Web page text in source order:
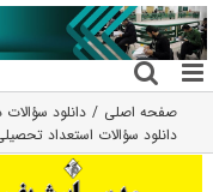
رفتن
به
محتوا
صفحه اصلی دانلود سؤالات
دانلود سؤالات استعداد